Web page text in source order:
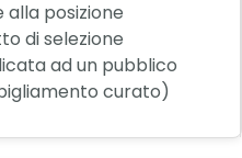
posizione
di selezione
ad un pubblico
curato)